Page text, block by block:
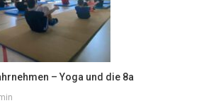
– Yoga und die 8a